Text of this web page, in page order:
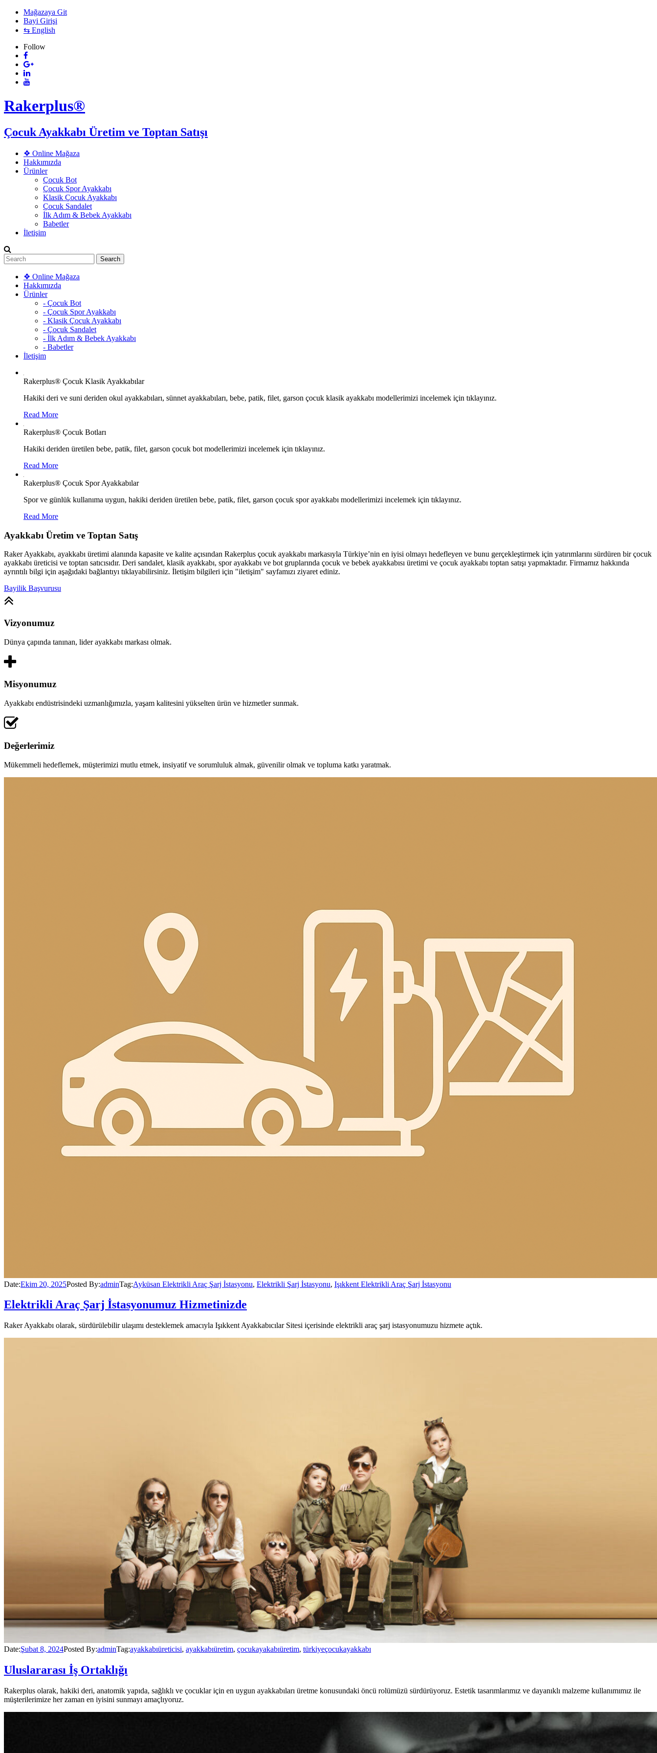
Mağazaya Git
Bayi Girişi
⇆ English
Follow
Rakerplus®
Çocuk Ayakkabı Üretim ve Toptan Satışı
❖ Online Mağaza
Hakkımızda
Ürünler
Çocuk Bot
Çocuk Spor Ayakkabı
Klasik Çocuk Ayakkabı
Çocuk Sandalet
İlk Adım & Bebek Ayakkabı
Babetler
İletişim
❖ Online Mağaza
Hakkımızda
Ürünler
- Çocuk Bot
- Çocuk Spor Ayakkabı
- Klasik Çocuk Ayakkabı
- Çocuk Sandalet
- İlk Adım & Bebek Ayakkabı
- Babetler
İletişim
Rakerplus® Çocuk Klasik Ayakkabılar
Hakiki deri ve suni deriden okul ayakkabıları, sünnet ayakkabıları, bebe, patik, filet, garson çocuk klasik ayakkabı modellerimizi incelemek için tıklayınız.
Read More
Rakerplus® Çocuk Botları
Hakiki deriden üretilen bebe, patik, filet, garson çocuk bot modellerimizi incelemek için tıklayınız.
Read More
Rakerplus® Çocuk Spor Ayakkabılar
Spor ve günlük kullanıma uygun, hakiki deriden üretilen bebe, patik, filet, garson çocuk spor ayakkabı modellerimizi incelemek için tıklayınız.
Read More
Ayakkabı Üretim ve Toptan Satış
Raker Ayakkabı, ayakkabı üretimi alanında kapasite ve kalite açısından Rakerplus çocuk ayakkabı markasıyla Türkiye’nin en iyisi olmayı hedefleyen ve bunu gerçekleştirmek için yatırımlarını sürdüren bir çocuk
ayakkabı üreticisi ve toptan satıcısıdır. Deri sandalet, klasik ayakkabı, spor ayakkabı ve bot gruplarında çocuk ve bebek ayakkabısı üretimi ve çocuk ayakkabı toptan satışı yapmaktadır. Firmamız hakkında
ayrıntılı bilgi için aşağıdaki bağlantıyı tıklayabilirsiniz. İletişim bilgileri için "iletişim" sayfamızı ziyaret ediniz.
Bayilik Başvurusu
Vizyonumuz
Dünya çapında tanınan, lider ayakkabı markası olmak.
Misyonumuz
Ayakkabı endüstrisindeki uzmanlığımızla, yaşam kalitesini yükselten ürün ve hizmetler sunmak.
Değerlerimiz
Mükemmeli hedeflemek, müşterimizi mutlu etmek, insiyatif ve sorumluluk almak, güvenilir olmak ve topluma katkı yaratmak.
Date:Ekim 20, 2025Posted By:adminTag:Ayküsan Elektrikli Araç Şarj İstasyonu, Elektrikli Şarj İstasyonu, Işıkkent Elektrikli Araç Şarj İstasyonu
Elektrikli Araç Şarj İstasyonumuz Hizmetinizde
Raker Ayakkabı olarak, sürdürülebilir ulaşımı desteklemek amacıyla Işıkkent Ayakkabıcılar Sitesi içerisinde elektrikli araç şarj istasyonumuzu hizmete açtık.
Date:Şubat 8, 2024Posted By:adminTag:ayakkabıüreticisi, ayakkabıüretim, çocukayakabıüretim, türkiyeçocukayakkabı
Uluslararası İş Ortaklığı
Rakerplus olarak, hakiki deri, anatomik yapıda, sağlıklı ve çocuklar için en uygun ayakkabıları üretme konusundaki öncü rolümüzü sürdürüyoruz. Estetik tasarımlarımız ve dayanıklı malzeme kullanımımız ile
müşterilerimize her zaman en iyisini sunmayı amaçlıyoruz.